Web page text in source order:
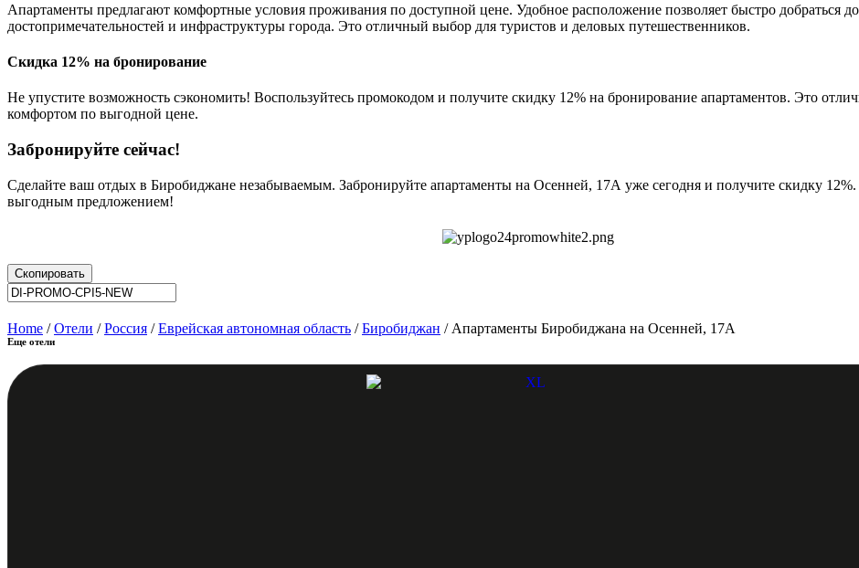
Апартаменты предлагают комфортные условия проживания по доступной цене. Удобное расположение позволяет быстро добраться
достопримечательностей и инфраструктуры города. Это отличный выбор для туристов и деловых путешественников.
Скидка 12% на бронирование
Не упустите возможность сэкономить! Воспользуйтесь промокодом и получите скидку 12% на бронирование апартаментов. Это
комфортом по выгодной цене.
Забронируйте сейчас!
Сделайте ваш отдых в Биробиджане незабываемым. Забронируйте апартаменты на Осенней, 17А уже сегодня и получите скидку 12%.
выгодным предложением!
Скопировать
Home /Отели /Россия /Еврейская автономная область /Биробиджан / Апартаменты Биробиджана на Осенней, 17А
Еще отели